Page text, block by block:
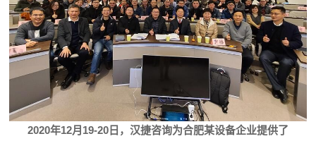
2020年12月19-20日，汉捷咨询为合肥某设备企业提供了